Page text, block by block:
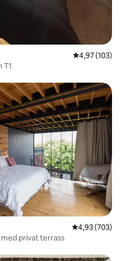
4,97 av 5 i
4,97 (103)
T1
4,93 av 5 i
4,93 (703)
privat terrass